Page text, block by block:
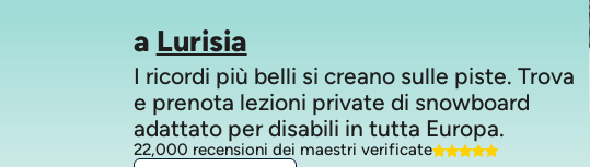
a Lurisia
I ricordi più belli si creano sulle piste. Trova
e prenota lezioni private di snowboard
adattato per disabili in tutta Europa.
22,000 recensioni dei maestri verificate